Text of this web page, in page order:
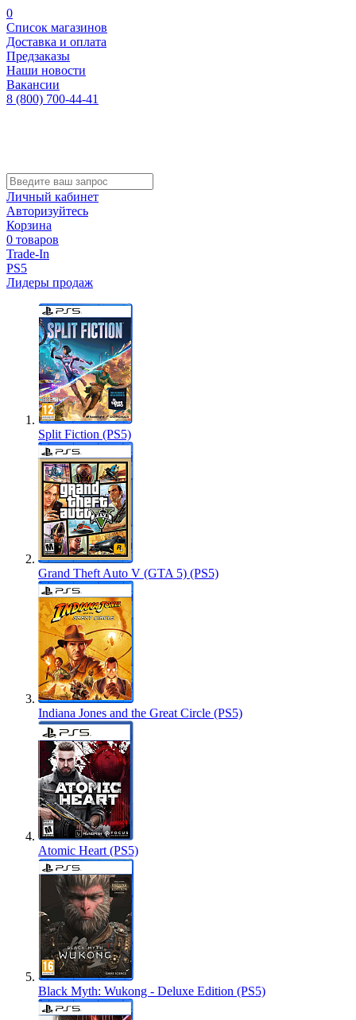
0
Список магазинов
Доставка и оплата
Предзаказы
Наши новости
Вакансии
8 (800) 700-44-41
Личный кабинет
Авторизуйтесь
Корзина
0 товаров
Trade-In
PS5
Лидеры продаж
Split Fiction (PS5)
Grand Theft Auto V (GTA 5) (PS5)
Indiana Jones and the Great Circle (PS5)
Atomic Heart (PS5)
Black Myth: Wukong - Deluxe Edition (PS5)